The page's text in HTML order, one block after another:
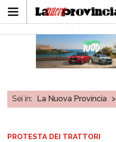
Sei in: La Nuova Provincia >
PROTESTA DEI TRATTORI